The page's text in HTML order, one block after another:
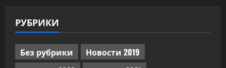
РУБРИКИ
Без рубрики
Новости 2019